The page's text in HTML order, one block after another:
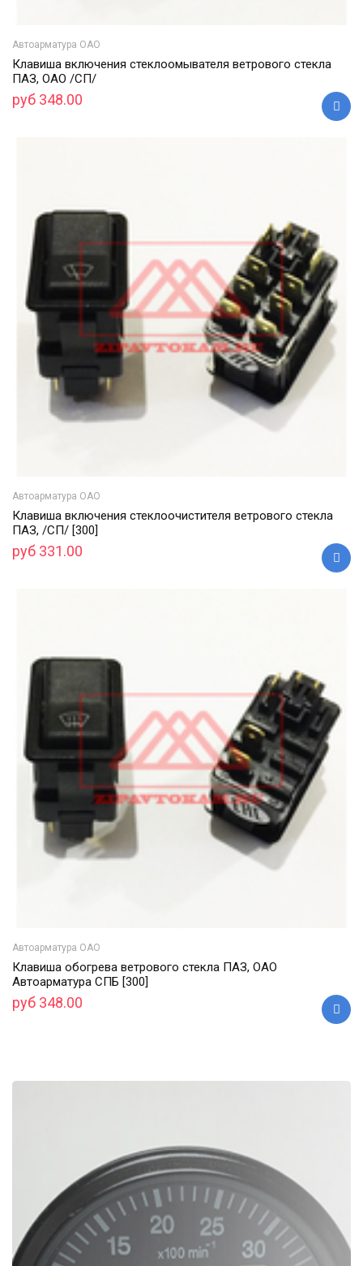
Автоарматура ОАО
Клавиша включения стеклоомывателя ветрового стекла
ПАЗ, ОАО /СП/
руб 348.00
Автоарматура ОАО
Клавиша включения стеклоочистителя ветрового стекла
ПАЗ, /СП/ [300]
руб 331.00
Автоарматура ОАО
Клавиша обогрева ветрового стекла ПАЗ, ОАО
Автоарматура СПБ [300]
руб 348.00